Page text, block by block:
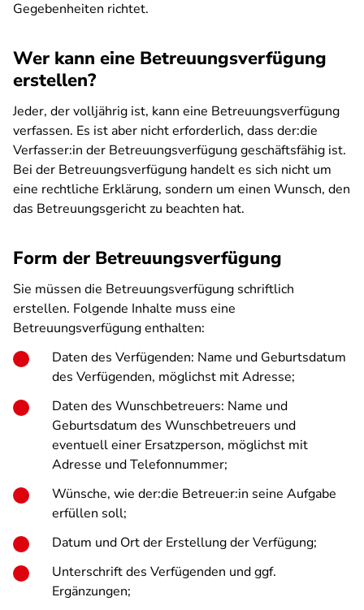
Gegebenheiten richtet.
Wer kann eine Betreuungsverfügung
erstellen?
Jeder, der volljährig ist, kann eine Betreuungsverfügung
verfassen. Es ist aber nicht erforderlich, dass der:die
Verfasser:in der Betreuungsverfügung geschäftsfähig ist.
Bei der Betreuungsverfügung handelt es sich nicht um
eine rechtliche Erklärung, sondern um einen Wunsch, den
das Betreuungsgericht zu beachten hat.
Form der Betreuungsverfügung
Sie müssen die Betreuungsverfügung schriftlich
erstellen. Folgende Inhalte muss eine
Betreuungsverfügung enthalten:
Daten des Verfügenden: Name und Geburtsdatum
des Verfügenden, möglichst mit Adresse;
Daten des Wunschbetreuers: Name und
Geburtsdatum des Wunschbetreuers und
eventuell einer Ersatzperson, möglichst mit
Adresse und Telefonnummer;
Wünsche, wie der:die Betreuer:in seine Aufgabe
erfüllen soll;
Datum und Ort der Erstellung der Verfügung;
Unterschrift des Verfügenden und ggf.
Ergänzungen;